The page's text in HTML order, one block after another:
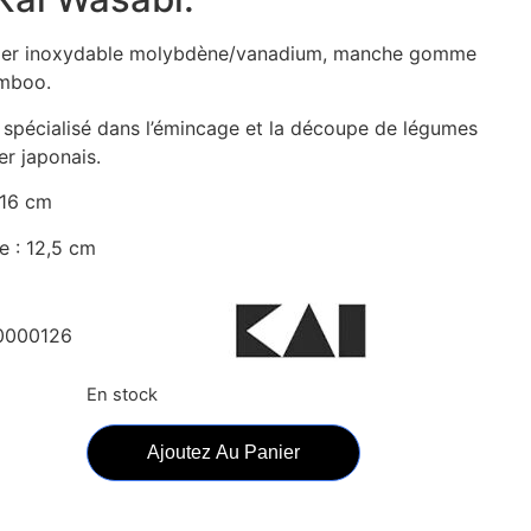
inoxydable molybdène/vanadium, manche gomme
dans l’émincage et la découpe de légumes
japonais.
cm
: 12,5 cm
En stock
Ajoutez Au Panier